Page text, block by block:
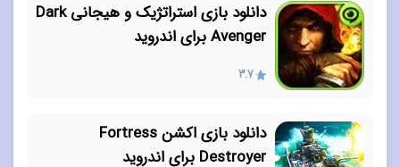
دانلود بازی استراتژیک و هیجانی Dark
Avenger برای اندروید
3.7
دانلود بازی اکشن Fortress
Destroyer برای اندروید